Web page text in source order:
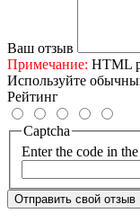
Ваш отзыв
Примечание: HTML
Используйте
Рейтинг
Captcha
Enter the code in
Отправить свой отзыв